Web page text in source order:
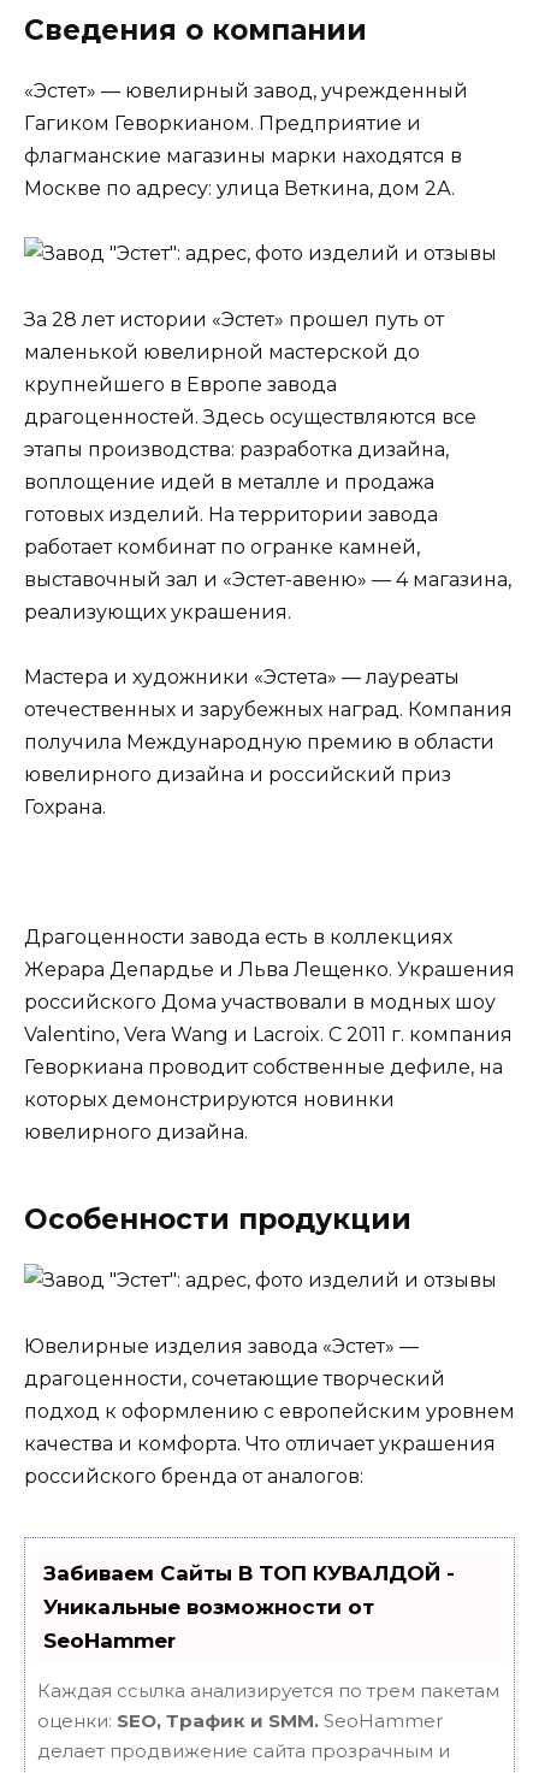
Сведения о компании
«Эстет» — ювелирный завод, учрежденный
Гагиком Геворкианом. Предприятие и
флагманские магазины марки находятся в
Москве по адресу: улица Веткина, дом 2А.
За 28 лет истории «Эстет» прошел путь от
маленькой ювелирной мастерской до
крупнейшего в Европе завода
драгоценностей. Здесь осуществляются все
этапы производства: разработка дизайна,
воплощение идей в металле и продажа
готовых изделий. На территории завода
работает комбинат по огранке камней,
выставочный зал и «Эстет-авеню» — 4 магазина,
реализующих украшения.
Мастера и художники «Эстета» — лауреаты
отечественных и зарубежных наград. Компания
получила Международную премию в области
ювелирного дизайна и российский приз
Гохрана.
Драгоценности завода есть в коллекциях
Жерара Депардье и Льва Лещенко. Украшения
российского Дома участвовали в модных шоу
Valentino, Vera Wang и Lacroix. С 2011 г. компания
Геворкиана проводит собственные дефиле, на
которых демонстрируются новинки
ювелирного дизайна.
Особенности продукции
Ювелирные изделия завода «Эстет» —
драгоценности, сочетающие творческий
подход к оформлению с европейским уровнем
качества и комфорта. Что отличает украшения
российского бренда от аналогов:
Забиваем Сайты В ТОП КУВАЛДОЙ -
Уникальные возможности от
SeoHammer
Каждая ссылка анализируется по трем пакетам
оценки: SEO, Трафик и SMM. SeoHammer
делает продвижение сайта прозрачным и